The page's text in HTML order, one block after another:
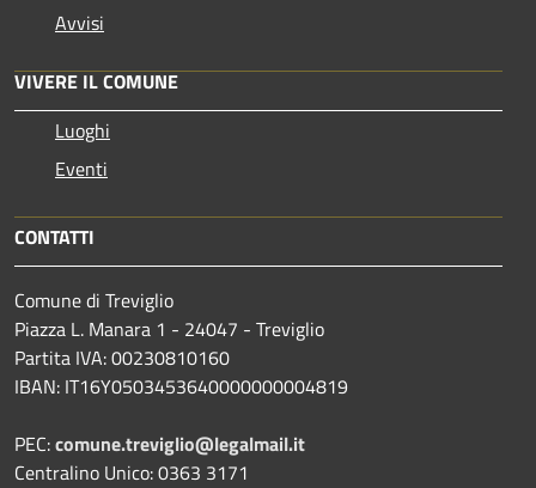
Avvisi
VIVERE IL COMUNE
Luoghi
Eventi
CONTATTI
Comune di Treviglio
Piazza L. Manara 1 - 24047 - Treviglio
Partita IVA: 00230810160
IBAN: IT16Y0503453640000000004819
PEC:comune.treviglio@legalmail.it
Centralino Unico: 0363 3171